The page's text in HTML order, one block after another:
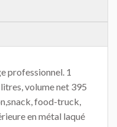
professionnel. 1
volume net 395
food-truck,
en métal laqué